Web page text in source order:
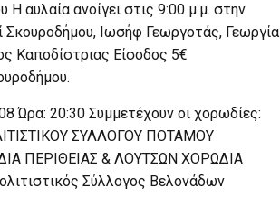
Η αυλαία ανοίγει στις 9:00 μ.μ. στην
Σκουροδήμου, Ιωσήφ Γεωργοτάς, Γεωργία
Καποδίστριας Είσοδος 5€
Ώρα: 20:30 Συμμετέχουν οι χορωδίες:
ΣΥΛΛΟΓΟΥ ΠΟΤΑΜΟΥ
ΠΕΡΙΘΕΙΑΣ & ΛΟΥΤΣΩΝ ΧΟΡΩΔΙΑ
Σύλλογος Βελoνάδων